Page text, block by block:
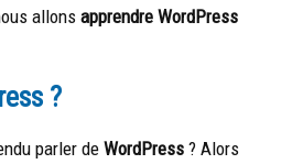
allons apprendre WordPress
?
parler de WordPress ? Alors